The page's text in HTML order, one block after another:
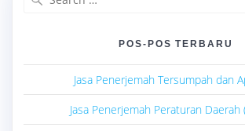
POS-POS TERBARU
Jasa Penerjemah Tersumpah dan
Jasa Penerjemah Peraturan Daerah